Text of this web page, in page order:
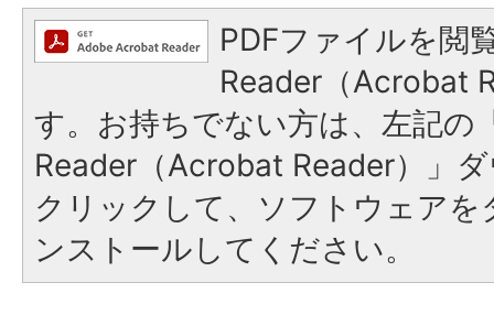
PDFファイルを閲
Reader（Acrobat
す。お持ちでない方は、左記の
Reader（Acrobat Reader）」
クリックして、ソフトウェア
ンストールしてください。